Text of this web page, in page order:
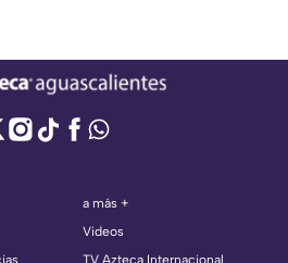
a más +
Videos
TV Azteca Internacional